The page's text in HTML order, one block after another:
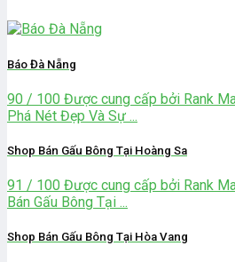
Báo Đà Nẵng
90 / 100 Được cung cấp bởi Rank
Phá Nét Đẹp Và Sự ...
Shop Bán Gấu Bông Tại Hoàng Sa
91 / 100 Được cung cấp bởi Rank
Bán Gấu Bông Tại ...
Shop Bán Gấu Bông Tại Hòa Vang